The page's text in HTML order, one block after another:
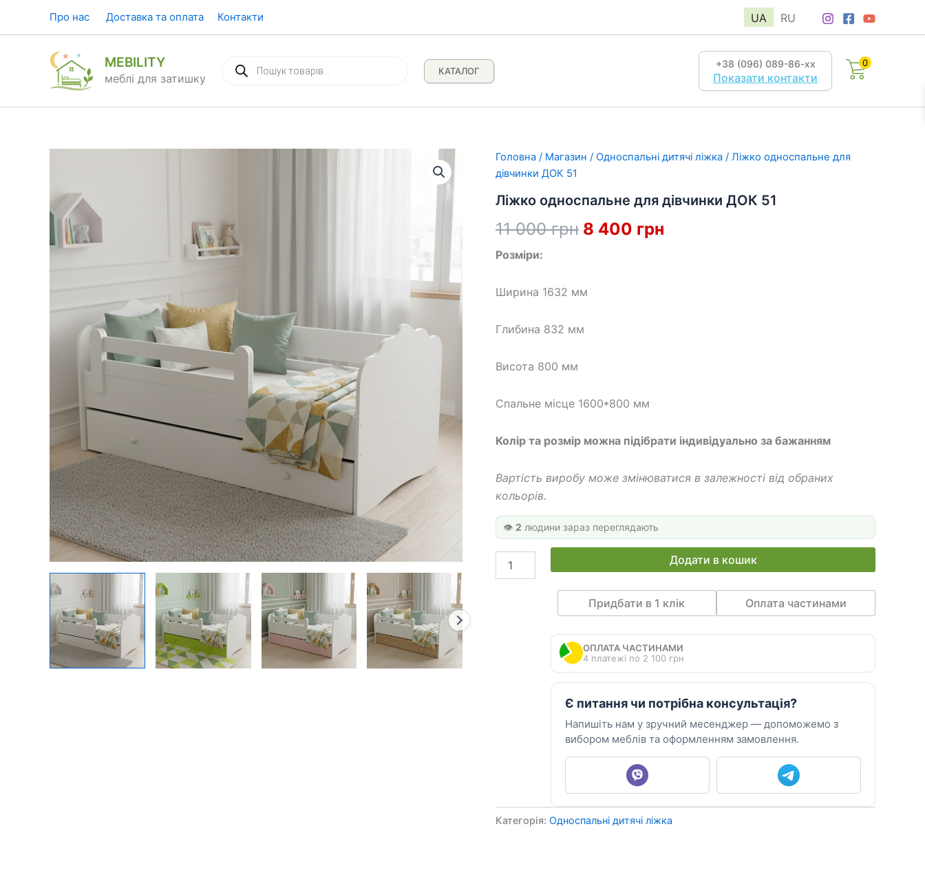
Про нас Доставка та оплата Контакти UA RU
MEBILITY
меблі для затишку
Пошук
товарів
КАТАЛОГ
+38 (096) 089-86-хх
Показати контакти
0
Головна / Магазин / Односпальні дитячі ліжка / Ліжко односпальне для
дівчинки ДОК 51
Ліжко односпальне для дівчинки ДОК 51
11 000грн Оригінальна
8 400 грн
Розміри:
Ширина 1632 мм
Глибина 832 мм
Висота 800 мм
Спальне місце 1600*800 мм
Колір та розмір можна підібрати індивідуально за бажанням
Вартість виробу може змінюватися в залежності від обраних
кольорів.
👁️ 2 людини зараз переглядають
односпальне
Додати в кошик
Придбати в 1 клік Оплата частинами
ОПЛАТА ЧАСТИНАМИ
4 платежі по 2 100 грн
Є питання чи потрібна консультація?
Напишіть нам у зручний месенджер — допоможемо з
вибором меблів та оформленням замовлення.
Категорія: Односпальні дитячі ліжка